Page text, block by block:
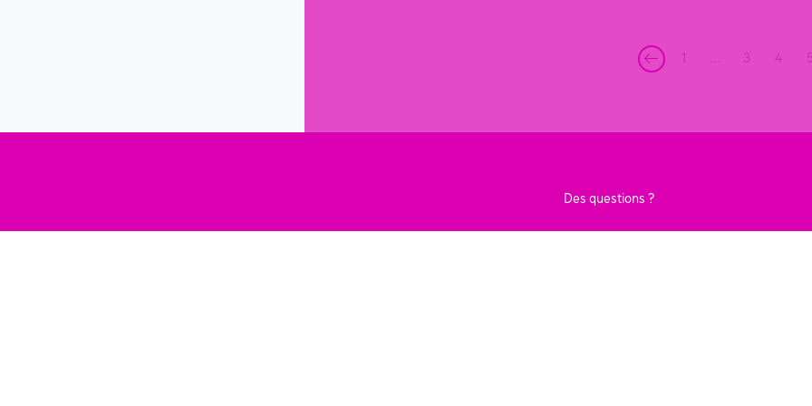
3 4 5
Des questions ?